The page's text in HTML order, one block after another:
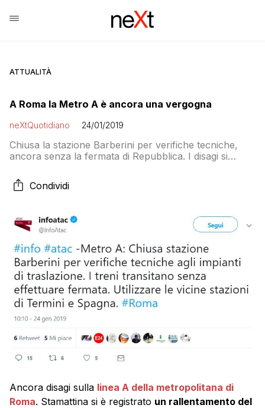
ATTUALITÀ
A Roma la Metro A è ancora una vergogna
neXtQuotidiano 24/01/2019
Chiusa la stazione Barberini per verifiche tecniche,
ancora senza la fermata di Repubblica. I disagi si
Condividi
Ancora disagi sulla linea A della metropolitana di
Roma. Stamattina si è registrato un rallentamento del